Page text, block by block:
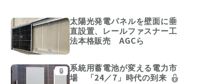
太陽光発電パネルを壁面に垂
直設置、レールファスナー工
法本格販売 AGCら
🔒
系統用蓄電池が変える電力市
場 「24／7」時代の到来